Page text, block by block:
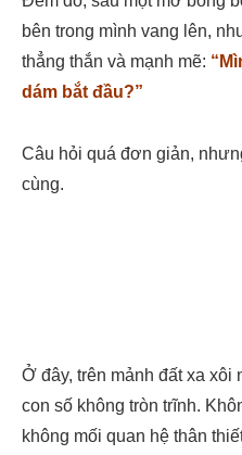
bên trong mình vang lên,
thẳng thắn và mạnh mẽ:
dám bắt đầu?”
Câu hỏi quá đơn giản,
cùng.
Ở đây, trên mảnh đất xa xôi
con số không tròn trĩnh.
không mối quan hệ thân